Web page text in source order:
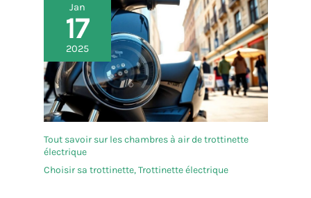
Jan
17
2025
Tout savoir sur les chambres à air de trottinette
électrique
Choisir sa trottinette,Trottinette électrique